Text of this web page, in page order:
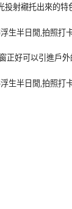
投射襯托出來的特
正好可以引進戶